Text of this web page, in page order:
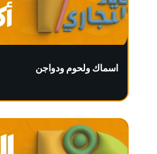
اسماك ولحوم ودواجن